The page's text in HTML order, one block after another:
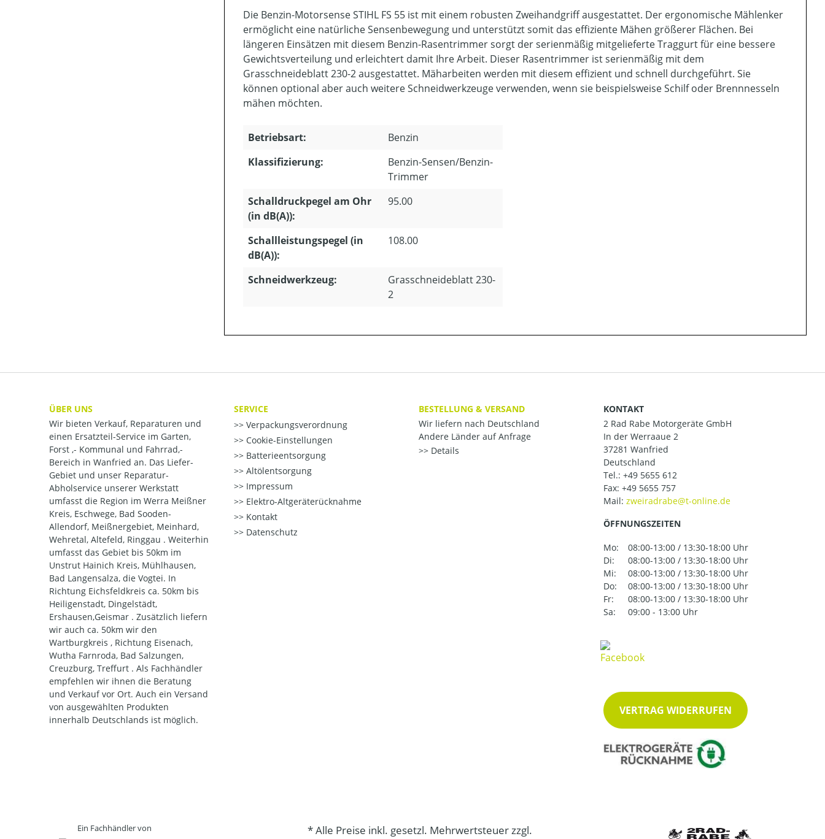
Die Benzin-Motorsense STIHL FS 55 ist mit einem robusten Zweihandgriff ausgestattet. Der ergonomische Mählenker
ermöglicht eine natürliche Sensenbewegung und unterstützt somit das effiziente Mähen größerer Flächen. Bei
längeren Einsätzen mit diesem Benzin-Rasentrimmer sorgt der serienmäßig mitgelieferte Traggurt für eine bessere
Gewichtsverteilung und erleichtert damit Ihre Arbeit. Dieser Rasentrimmer ist serienmäßig mit dem
Grasschneideblatt 230-2 ausgestattet. Mäharbeiten werden mit diesem effizient und schnell durchgeführt. Sie
können optional aber auch weitere Schneidwerkzeuge verwenden, wenn sie beispielsweise Schilf oder Brennnesseln
mähen möchten.
Betriebsart:
Benzin
Klassifizierung:
Benzin-Sensen/Benzin-
Trimmer
Schalldruckpegel am Ohr
(in dB(A)):
95.00
Schallleistungspegel (in
dB(A)):
108.00
Schneidwerkzeug:
Grasschneideblatt 230-
2
ÜBER UNS
Wir bieten Verkauf, Reparaturen und
einen Ersatzteil-Service im Garten,
Forst ,- Kommunal und Fahrrad,-
Bereich in Wanfried an. Das Liefer-
Gebiet und unser Reparatur-
Abholservice unserer Werkstatt
umfasst die Region im Werra Meißner
Kreis, Eschwege, Bad Sooden-
Allendorf, Meißnergebiet, Meinhard,
Wehretal, Altefeld, Ringgau . Weiterhin
umfasst das Gebiet bis 50km im
Unstrut Hainich Kreis, Mühlhausen,
Bad Langensalza, die Vogtei. In
Richtung Eichsfeldkreis ca. 50km bis
Heiligenstadt, Dingelstädt,
Ershausen,Geismar . Zusätzlich liefern
wir auch ca. 50km wir den
Wartburgkreis , Richtung Eisenach,
Wutha Farnroda, Bad Salzungen,
Creuzburg, Treffurt . Als Fachhändler
empfehlen wir ihnen die Beratung
und Verkauf vor Ort. Auch ein Versand
von ausgewählten Produkten
innerhalb Deutschlands ist möglich.
SERVICE
Verpackungsverordnung
Cookie-Einstellungen
Batterieentsorgung
Altölentsorgung
Impressum
Elektro-Altgeräterücknahme
Kontakt
Datenschutz
BESTELLUNG & VERSAND
Wir liefern nach Deutschland
Andere Länder auf Anfrage
Details
KONTAKT
2 Rad Rabe Motorgeräte GmbH
In der Werraaue 2
37281 Wanfried
Deutschland
Tel.: +49 5655 612
Fax: +49 5655 757
Mail:
ÖFFNUNGSZEITEN
Mo:
08:00-13:00 / 13:30-18:00 Uhr
Di:
08:00-13:00 / 13:30-18:00 Uhr
Mi:
08:00-13:00 / 13:30-18:00 Uhr
Do:
08:00-13:00 / 13:30-18:00 Uhr
Fr:
08:00-13:00 / 13:30-18:00 Uhr
Sa:
09:00 - 13:00 Uhr
VERTRAG WIDERRUFEN
Ein Fachhändler von
* Alle Preise inkl. gesetzl. Mehrwertsteuer zzgl.